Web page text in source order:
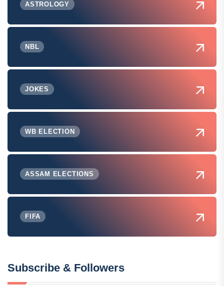
ASTROLOGY
NBL
JOKES
WB ELECTION
ASSAM ELECTIONS
FIFA
Subscribe & Followers